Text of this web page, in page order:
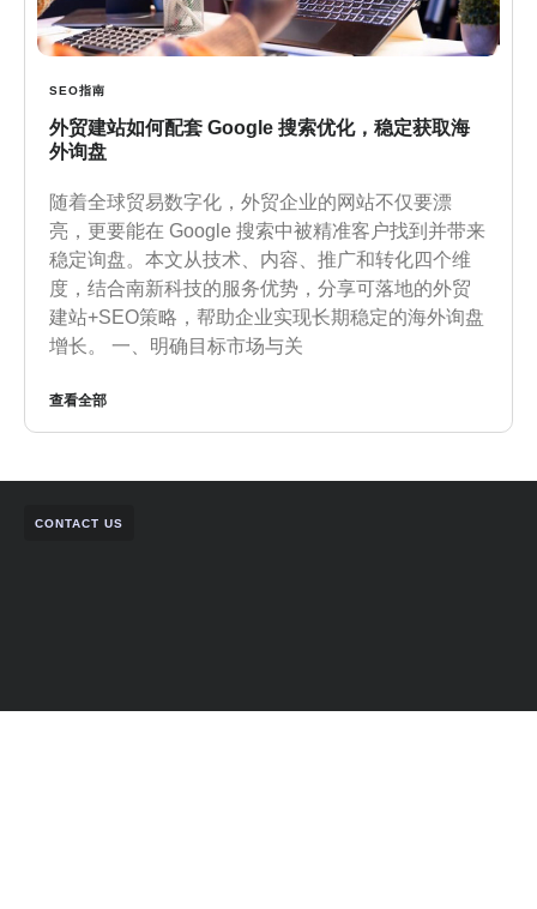
SEO指南
外贸建站如何配套 Google 搜索优化，稳定获取海
外询盘
随着全球贸易数字化，外贸企业的网站不仅要漂
亮，更要能在 Google 搜索中被精准客户找到并带来
稳定询盘。本文从技术、内容、推广和转化四个维
度，结合南新科技的服务优势，分享可落地的外贸
建站+SEO策略，帮助企业实现长期稳定的海外询盘
增长。 一、明确目标市场与关
查看全部
CONTACT US